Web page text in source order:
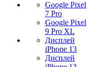
Google Pixel
7 Pro
Google Pixel
9 Pro XL
Дисплей
iPhone 13
Дисплей